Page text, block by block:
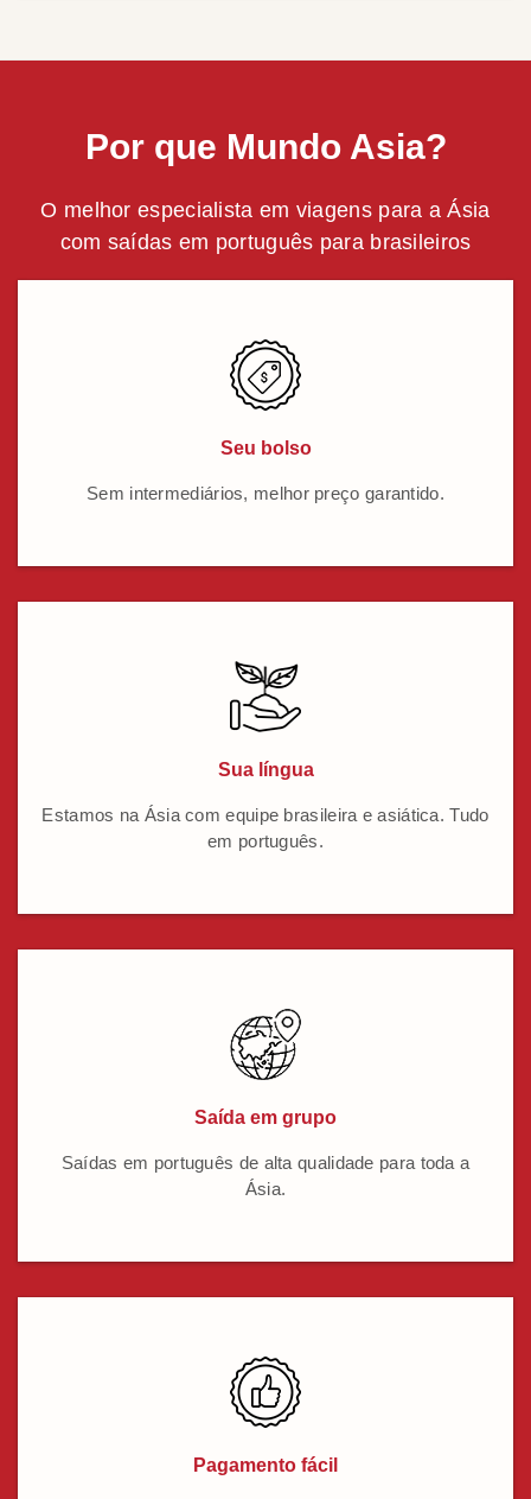
Por que Mundo Asia?
O melhor especialista em viagens para a Ásia
com saídas em português para brasileiros
Seu bolso
Sem intermediários, melhor preço garantido.
Sua língua
Estamos na Ásia com equipe brasileira e asiática. Tudo
em português.
Saída em grupo
Saídas em português de alta qualidade para toda a
Ásia.
Pagamento fácil